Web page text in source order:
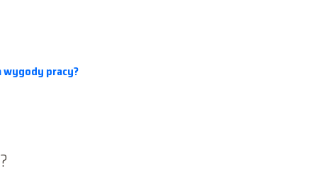
wygody pracy?